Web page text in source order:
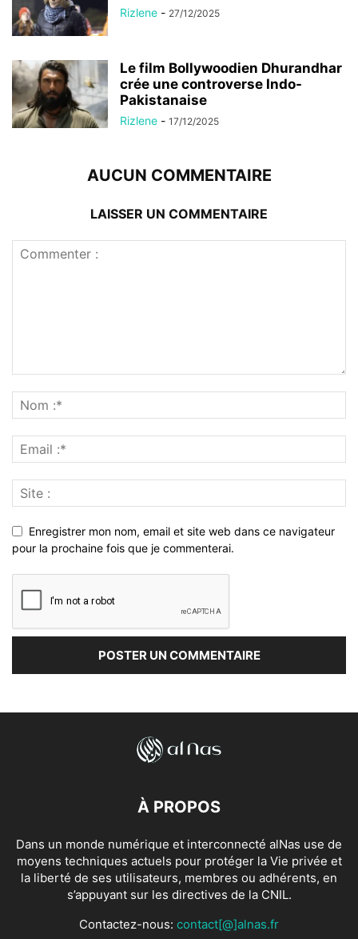
Rizlene - 27/12/2025
Le film Bollywoodien Dhurandhar
crée une controverse Indo-
Pakistanaise
Rizlene - 17/12/2025
AUCUN COMMENTAIRE
LAISSER UN COMMENTAIRE
Enregistrer mon nom, email et site web dans ce navigateur
pour la prochaine fois que je commenterai.
À PROPOS
Dans un monde numérique et interconnecté alNas use de
moyens techniques actuels pour protéger la Vie privée et
la liberté de ses utilisateurs, membres ou adhérents, en
s’appuyant sur les directives de la CNIL.
Contactez-nous: contact[@]alnas.fr